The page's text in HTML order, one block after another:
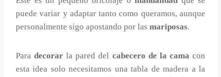
puede variar y adaptar tanto como queramos, aunque
personalmente sigo apostando por las mariposas.
Paradecorar la pared del cabecero de la cama con
esta idea solo necesitamos una tabla de madera a la